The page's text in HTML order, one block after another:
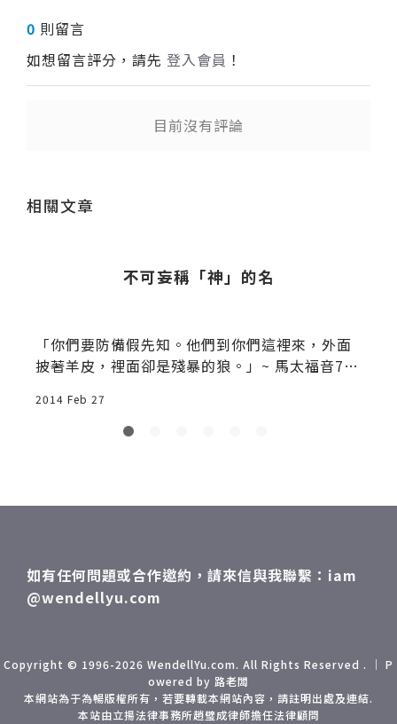
0 則留言
如想留言評分，請先 登入會員 ！
目前沒有評論
相關文章
不可妄稱「神」的名
「你們要防備假先知。他們到你們這裡來，外面
披著羊皮，裡面卻是殘暴的狼。」~ 馬太福音7章
展不同領域，這是專業部落客的職責，二是我發
現基督教世界出現一些亂象，我也應該說一些
e Prophecy)、「虛偽的話」(False Pretense)
和「陳腔濫調」(False Cliché)。這裡我指的”不
名義來做壞事。在美國結婚時的誓約、法院出庭
手放在聖經上的誓約等都是以神之名，這是一種
對神的尊重，人在做、神在看，不管你的「神」
2014 Feb 27
如有任何問題或合作邀約，請來信與我聯繫：iam
@wendellyu.com
Copyright © 1996-2026 WendellYu.com. All Rights Reserved . ｜ P
owered by 路老闆
本網站為于為暢版權所有，若要轉載本網站內容，請註明出處及連結.
本站由立揚法律事務所趙璧成律師擔任法律顧問